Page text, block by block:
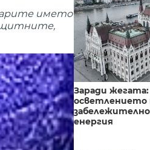
името
Заради
осветлението
енергия